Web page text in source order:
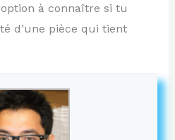
à connaître si tu
d’une pièce qui tient